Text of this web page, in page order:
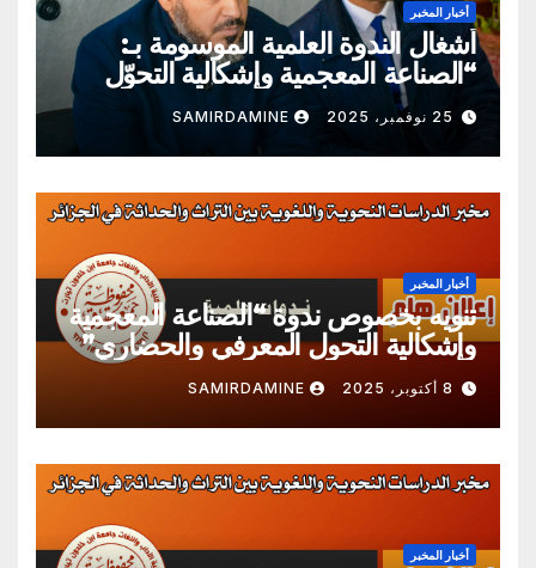
أخبار المخبر
أشغال الندوة العلمية الموسومة بـ:
“الصناعة المعجمية وإشكالية التحوّل
المعرفي والحضاري”
25 نوفمبر، 2025 SAMIRDAMINE
أخبار المخبر
تنويه بخصوص ندوة “الصناعة المعجمية
وإشكالية التحول المعرفي والحضاري”
8 أكتوبر، 2025 SAMIRDAMINE
أخبار المخبر